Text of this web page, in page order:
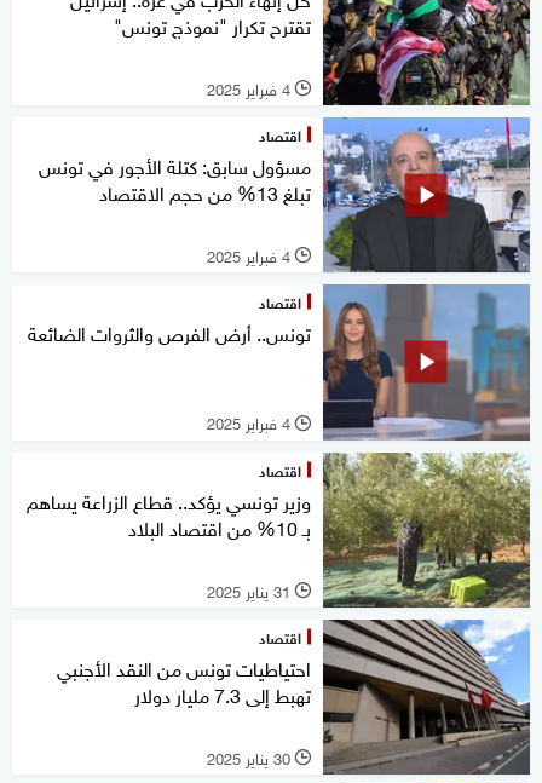
تقترح تكرار "نموذج تونس"
l 4 فبراير 2025
اقتصاد
مسؤول سابق: كتلة الأجور في تونس
تبلغ 13% من حجم الاقتصاد
l 4 فبراير 2025
اقتصاد
تونس.. أرض الفرص والثروات الضائعة
l 4 فبراير 2025
اقتصاد
وزير تونسي يؤكد.. قطاع الزراعة يساهم
بـ 10% من اقتصاد البلاد
l 31 يناير 2025
اقتصاد
احتياطيات تونس من النقد الأجنبي
تهبط إلى 7.3 مليار دولار
l 30 يناير 2025